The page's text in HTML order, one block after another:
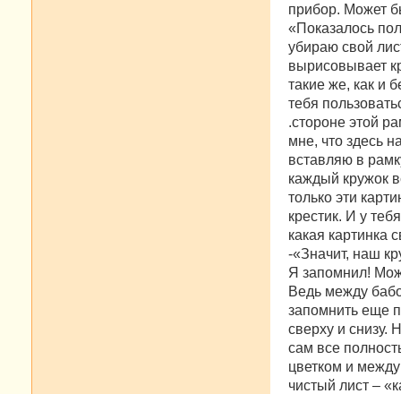
прибор. Может
«Показалось
убираю свой
вырисовывает
такие же, как и
тебя
.стороне этой
мне, что здесь
вставляю в
каждый кружок
только эти
крестик. И у
какая картинка
-«Значит, наш
Я запомнил!
Ведь между
запомнить еще
сверху и снизу.
сам все
цветком и
чистый лист –